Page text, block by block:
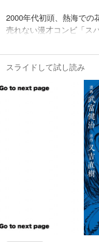
2000年代初頭、熱海で
売れない漫才コンビ「ス
ひりひりするような神谷
神谷の伝記を書くことを
これは、有り余る純粋を
ボーナストラックとして
した「スパークス」「あ
スライドして試し読み